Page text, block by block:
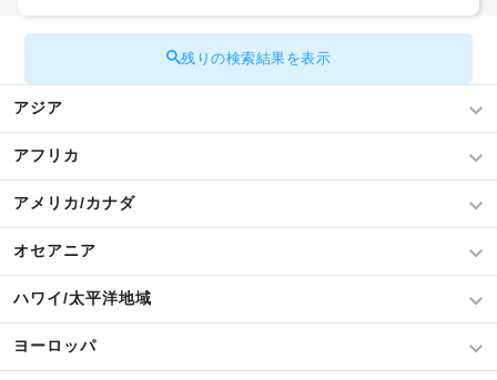
残りの検索結果を表示
アジア
アフリカ
アメリカ/カナダ
オセアニア
ハワイ/太平洋地域
ヨーロッパ